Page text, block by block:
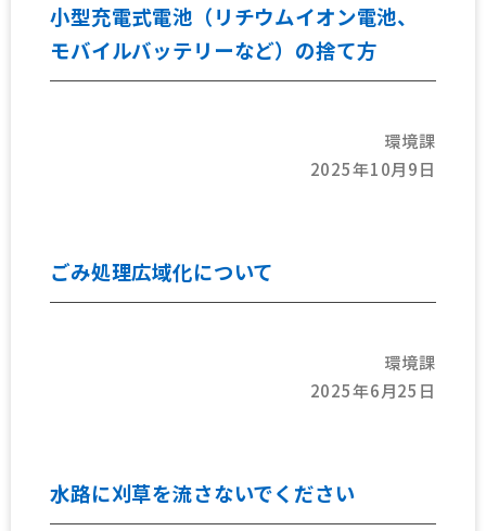
小型充電式電池（リチウムイオン電池、
モバイルバッテリーなど）の捨て方
環境課
2025年10月9日
ごみ処理広域化について
環境課
2025年6月25日
水路に刈草を流さないでください